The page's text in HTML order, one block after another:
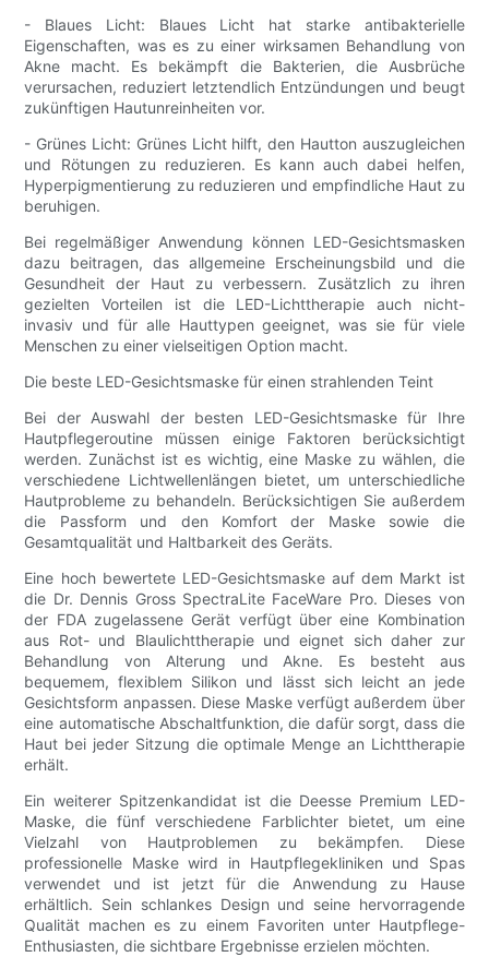
- Blaues Licht: Blaues Licht hat starke antibakterielle
Eigenschaften, was es zu einer wirksamen Behandlung von
Akne macht. Es bekämpft die Bakterien, die Ausbrüche
verursachen, reduziert letztendlich Entzündungen und beugt
zukünftigen Hautunreinheiten vor.
- Grünes Licht: Grünes Licht hilft, den Hautton auszugleichen
und Rötungen zu reduzieren. Es kann auch dabei helfen,
Hyperpigmentierung zu reduzieren und empfindliche Haut zu
beruhigen.
Bei regelmäßiger Anwendung können LED-Gesichtsmasken
dazu beitragen, das allgemeine Erscheinungsbild und die
Gesundheit der Haut zu verbessern. Zusätzlich zu ihren
gezielten Vorteilen ist die LED-Lichttherapie auch nicht-
invasiv und für alle Hauttypen geeignet, was sie für viele
Menschen zu einer vielseitigen Option macht.
Die beste LED-Gesichtsmaske für einen strahlenden Teint
Bei der Auswahl der besten LED-Gesichtsmaske für Ihre
Hautpflegeroutine müssen einige Faktoren berücksichtigt
werden. Zunächst ist es wichtig, eine Maske zu wählen, die
verschiedene Lichtwellenlängen bietet, um unterschiedliche
Hautprobleme zu behandeln. Berücksichtigen Sie außerdem
die Passform und den Komfort der Maske sowie die
Gesamtqualität und Haltbarkeit des Geräts.
Eine hoch bewertete LED-Gesichtsmaske auf dem Markt ist
die Dr. Dennis Gross SpectraLite FaceWare Pro. Dieses von
der FDA zugelassene Gerät verfügt über eine Kombination
aus Rot- und Blaulichttherapie und eignet sich daher zur
Behandlung von Alterung und Akne. Es besteht aus
bequemem, flexiblem Silikon und lässt sich leicht an jede
Gesichtsform anpassen. Diese Maske verfügt außerdem über
eine automatische Abschaltfunktion, die dafür sorgt, dass die
Haut bei jeder Sitzung die optimale Menge an Lichttherapie
erhält.
Ein weiterer Spitzenkandidat ist die Deesse Premium LED-
Maske, die fünf verschiedene Farblichter bietet, um eine
Vielzahl von Hautproblemen zu bekämpfen. Diese
professionelle Maske wird in Hautpflegekliniken und Spas
verwendet und ist jetzt für die Anwendung zu Hause
erhältlich. Sein schlankes Design und seine hervorragende
Qualität machen es zu einem Favoriten unter Hautpflege-
Enthusiasten, die sichtbare Ergebnisse erzielen möchten.